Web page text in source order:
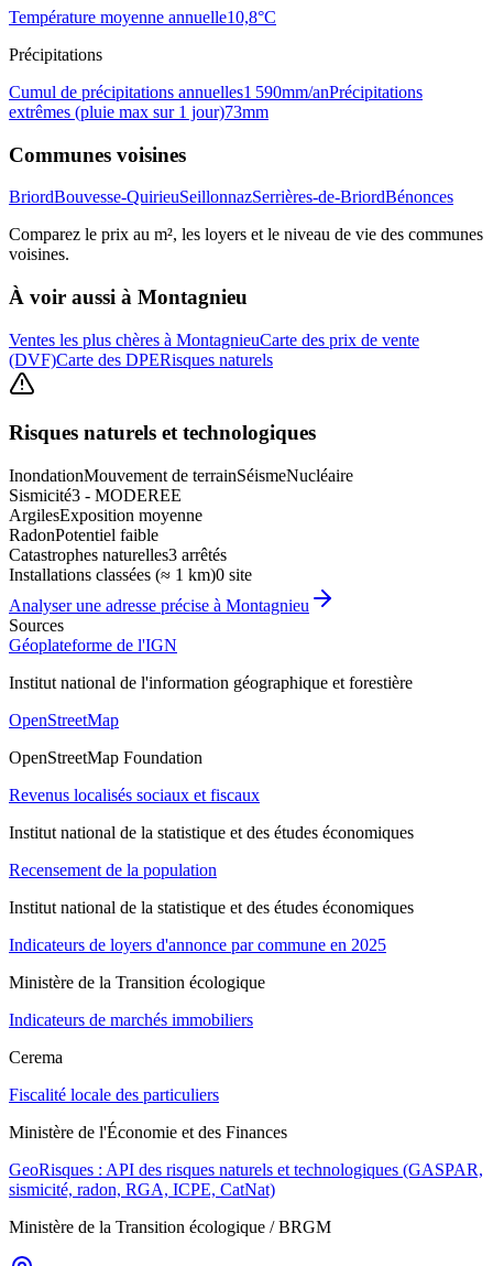
Température moyenne annuelle10,8°C
Précipitations
Cumul de précipitations annuelles1 590mm/anPrécipitations
extrêmes (pluie max sur 1 jour)73mm
Communes voisines
BriordBouvesse-QuirieuSeillonnazSerrières-de-BriordBénonces
Comparez le prix au m², les loyers et le niveau de vie des communes
voisines.
À voir aussi à Montagnieu
Ventes les plus chères à MontagnieuCarte des prix de vente
(DVF)Carte des DPERisques naturels
Risques naturels et technologiques
InondationMouvement de terrainSéismeNucléaire
Sismicité3 - MODEREE
ArgilesExposition moyenne
RadonPotentiel faible
Catastrophes naturelles3 arrêtés
Installations classées (≈ 1 km)0 site
Analyser une adresse précise à Montagnieu
Sources
Géoplateforme de l'IGN
Institut national de l'information géographique et forestière
OpenStreetMap
OpenStreetMap Foundation
Revenus localisés sociaux et fiscaux
Institut national de la statistique et des études économiques
Recensement de la population
Institut national de la statistique et des études économiques
Indicateurs de loyers d'annonce par commune en 2025
Ministère de la Transition écologique
Indicateurs de marchés immobiliers
Cerema
Fiscalité locale des particuliers
Ministère de l'Économie et des Finances
GeoRisques : API des risques naturels et technologiques (GASPAR,
sismicité, radon, RGA, ICPE, CatNat)
Ministère de la Transition écologique / BRGM